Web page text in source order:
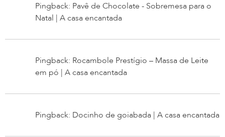
Pingback: Pavê de Chocolate - Sobremesa para o
Natal | A casa encantada
Pingback: Rocambole Prestígio – Massa de Leite
em pó | A casa encantada
Pingback: Docinho de goiabada | A casa encantada